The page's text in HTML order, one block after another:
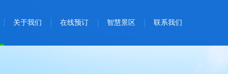
关于我们 在线预订 智慧景区 联系我们